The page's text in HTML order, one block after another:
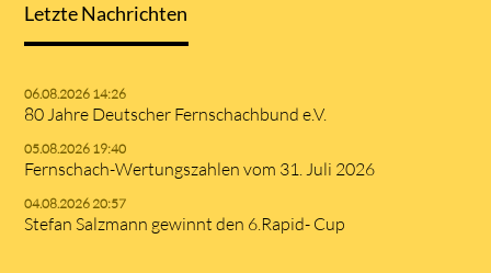
Letzte Nachrichten
06.08.2026 14:26
80 Jahre Deutscher Fernschachbund e.V.
05.08.2026 19:40
Fernschach-Wertungszahlen vom 31. Juli 2026
04.08.2026 20:57
Stefan Salzmann gewinnt den 6.Rapid- Cup